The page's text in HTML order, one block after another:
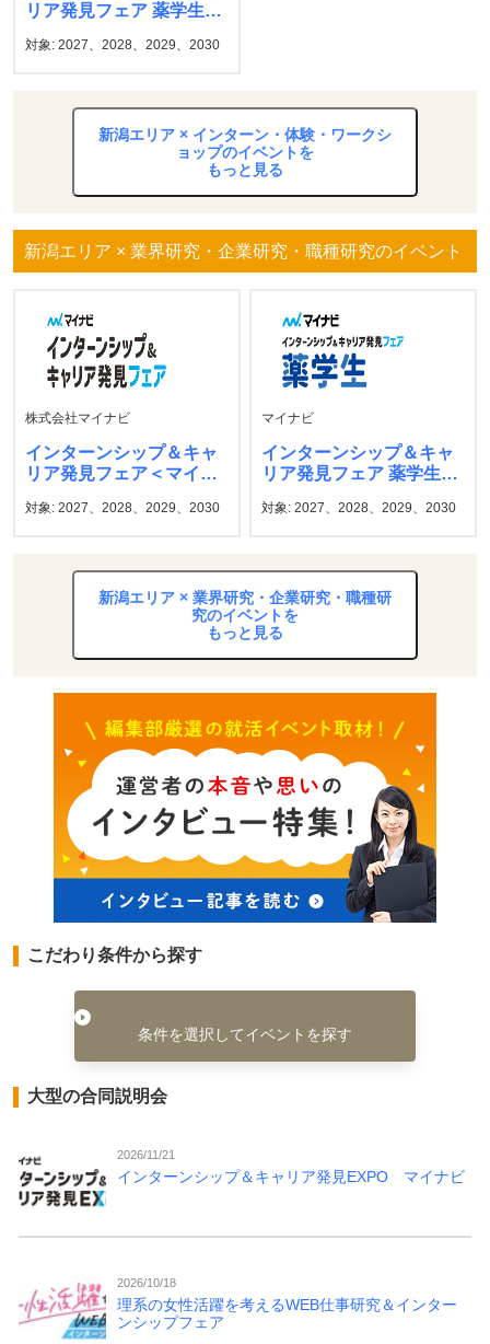
リア発見フェア 薬学生
対象: 2027、2028、2029、2030
新潟エリア × インターン・体験・ワークシ
ョップのイベントを
もっと見る
新潟エリア × 業界研究・企業研究・職種研究のイベント
株式会社マイナビ
インターンシップ＆キャ
リア発見フェア＜マイナ
対象: 2027、2028、2029、2030
マイナビ
インターンシップ＆キャ
リア発見フェア 薬学生
対象: 2027、2028、2029、2030
新潟エリア × 業界研究・企業研究・職種研
究のイベントを
もっと見る
こだわり条件から探す
条件を選択してイベントを探す
大型の合同説明会
2026/11/21
インターンシップ＆キャリア発見EXPO マイナビ
2026/10/18
理系の女性活躍を考えるWEB仕事研究＆インター
ンシップフェア